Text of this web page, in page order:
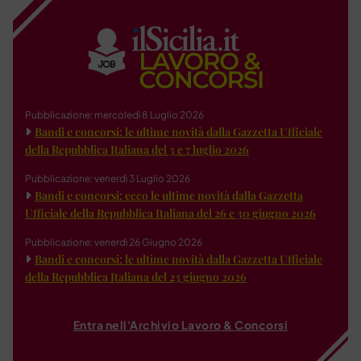
Pubblicazione: mercoledì 8 Luglio 2026
Bandi e concorsi: le ultime novità dalla Gazzetta Ufficiale
della Repubblica Italiana del 3 e 7 luglio 2026
Pubblicazione: venerdì 3 Luglio 2026
Bandi e concorsi: ecco le ultime novità dalla Gazzetta
Ufficiale della Repubblica Italiana del 26 e 30 giugno 2026
Pubblicazione: venerdì 26 Giugno 2026
Bandi e concorsi: le ultime novità dalla Gazzetta Ufficiale
della Repubblica Italiana del 23 giugno 2026
Entra nell'Archivio Lavoro & Concorsi